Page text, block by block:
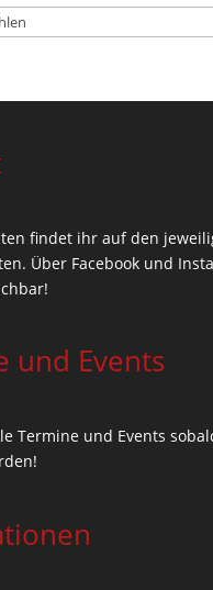
findet ihr auf den
Über Facebook und
und Events
Termine und Events